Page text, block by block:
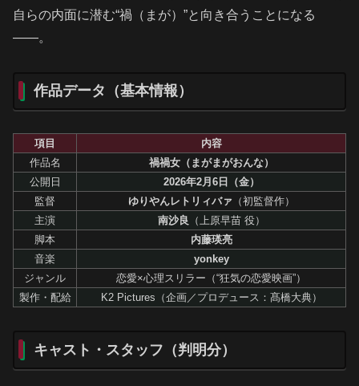
自らの内面に潜む“禍（まが）”と向き合うことになる
――。
作品データ（基本情報）
項目
内容
作品名
禍禍女（まがまがおんな）
公開日
2026年2月6日（金）
監督
ゆりやんレトリィバァ （初監督作）
主演
南沙良 （上原早苗 役）
脚本
内藤瑛亮
音楽
yonkey
ジャンル
恋愛×心理スリラー（“狂気の恋愛映画”）
製作・配給
K2 Pictures（企画／プロデュース：髙橋大典）
キャスト・スタッフ（判明分）